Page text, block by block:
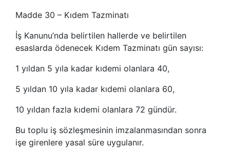
Madde 30 – Kıdem Tazminatı
İş Kanunu’nda belirtilen hallerde ve belirtilen
esaslarda ödenecek Kıdem Tazminatı gün sayısı:
1 yıldan 5 yıla kadar kıdemi olanlara 40,
5 yıldan 10 yıla kadar kıdemi olanlara 60,
10 yıldan fazla kıdemi olanlara 72 gündür.
Bu toplu iş sözleşmesinin imzalanmasından sonra
işe girenlere yasal süre uygulanır.